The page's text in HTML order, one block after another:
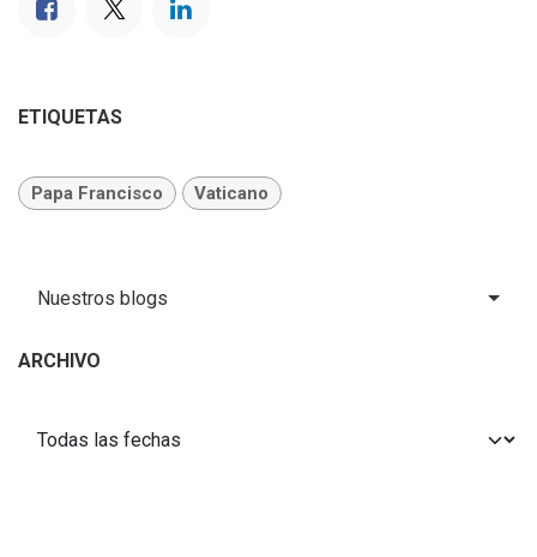
ETIQUETAS
Papa Francisco Vaticano
Nuestros blogs
ARCHIVO